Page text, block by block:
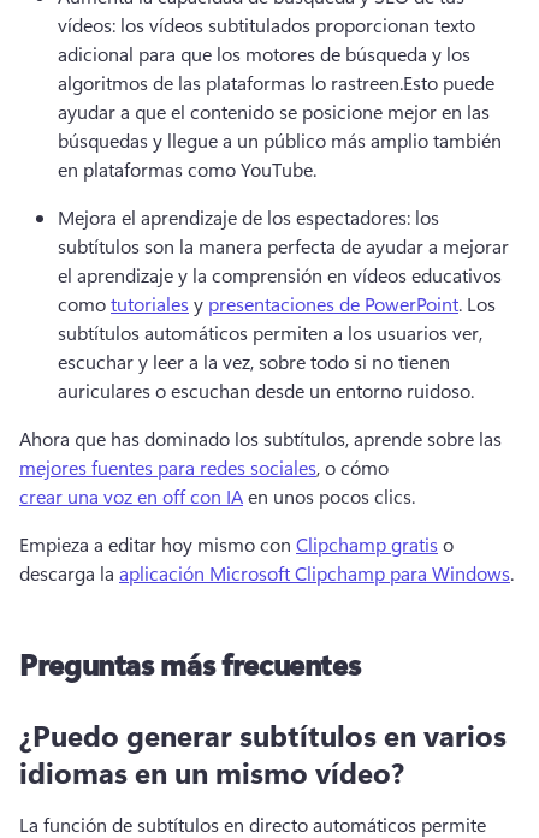
vídeos: los vídeos subtitulados proporcionan texto
adicional para que los motores de búsqueda y los
algoritmos de las plataformas lo rastreen.Esto puede
ayudar a que el contenido se posicione mejor en las
búsquedas y llegue a un público más amplio también
en plataformas como YouTube.
Mejora el aprendizaje de los espectadores: los
subtítulos son la manera perfecta de ayudar a mejorar
el aprendizaje y la comprensión en vídeos educativos
como tutoriales y presentaciones de PowerPoint. Los
subtítulos automáticos permiten a los usuarios ver,
escuchar y leer a la vez, sobre todo si no tienen
auriculares o escuchan desde un entorno ruidoso.
Ahora que has dominado los subtítulos, aprende sobre las
mejores fuentes para redes sociales, o cómo
crear una voz en off con IA en unos pocos clics.
Empieza a editar hoy mismo con Clipchamp gratis o
descarga la aplicación Microsoft Clipchamp para Windows.
Preguntas más frecuentes
¿Puedo generar subtítulos en varios
idiomas en un mismo vídeo?
La función de subtítulos en directo automáticos permite